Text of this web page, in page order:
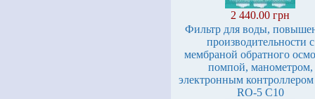
2 440.00 грн
Фильтр для воды,
производительности с
мембраной обратного
помпой, манометром,
электронным
RO-5 C10